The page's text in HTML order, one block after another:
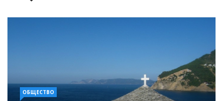
ОБЩЕСТВО